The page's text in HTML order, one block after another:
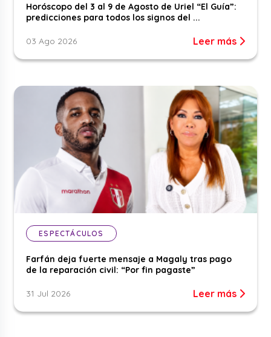
Horóscopo del 3 al 9 de Agosto de Uriel “El Guía”:
predicciones para todos los signos del ...
03 Ago 2026 Leer más
ESPECTÁCULOS
Farfán deja fuerte mensaje a Magaly tras pago
de la reparación civil: “Por fin pagaste”
31 Jul 2026 Leer más